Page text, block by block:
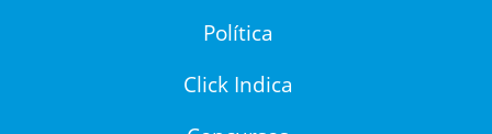
Política
Click Indica